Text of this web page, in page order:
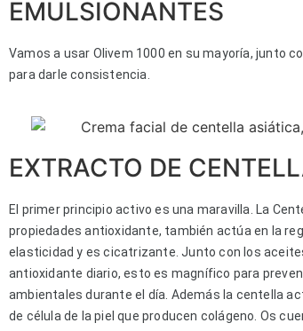
EMULSIONANTES
Vamos a usar Olivem 1000 en su mayoría, junto
para darle consistencia.
EXTRACTO DE
El primer principio activo es una maravilla. La
propiedades antioxidante, también actúa en la
elasticidad y es cicatrizante. Junto con los
antioxidante diario, esto es magnífico para
ambientales durante el día. Además la centella
de célula de la piel que producen colágeno. Os